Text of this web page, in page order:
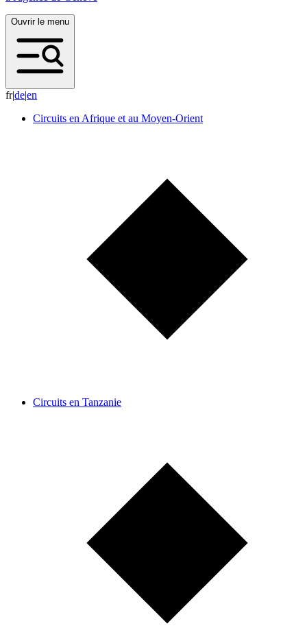
Ouvrir le menu
fr|de|en
Circuits en Afrique et au Moyen-Orient
Circuits en Tanzanie